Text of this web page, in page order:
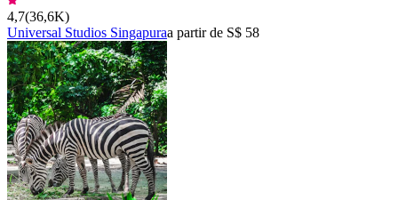
4,7(36,6K)
Universal Studios Singapuraa partir de S$ 58